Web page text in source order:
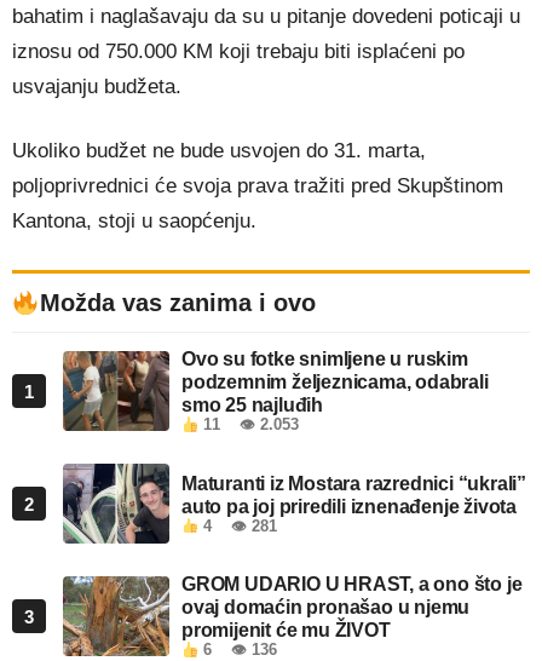
bahatim i naglašavaju da su u pitanje dovedeni poticaji u
iznosu od 750.000 KM koji trebaju biti isplaćeni po
usvajanju budžeta.
Ukoliko budžet ne bude usvojen do 31. marta,
poljoprivrednici će svoja prava tražiti pred Skupštinom
Kantona, stoji u saopćenju.
Možda vas zanima i ovo
1
Ovo su fotke snimljene u ruskim
podzemnim željeznicama, odabrali
smo 25 najluđih
11 👁 2.053
2
Maturanti iz Mostara razrednici “ukrali”
auto pa joj priredili iznenađenje života
4 👁 281
3
GROM UDARIO U HRAST, a ono što je
ovaj domaćin pronašao u njemu
promijenit će mu ŽIVOT
6 👁 136